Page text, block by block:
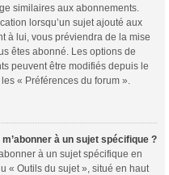
similaires aux abonnements.
lorsqu’un sujet ajouté aux
à lui, vous préviendra de la mise
êtes abonné. Les options de
peuvent être modifiés depuis le
« Préférences du forum ».
à un sujet spécifique ?
à un sujet spécifique en
« Outils du sujet », situé en haut